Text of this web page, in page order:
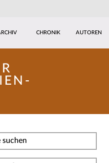
CHRONIK AUTOREN
suchen